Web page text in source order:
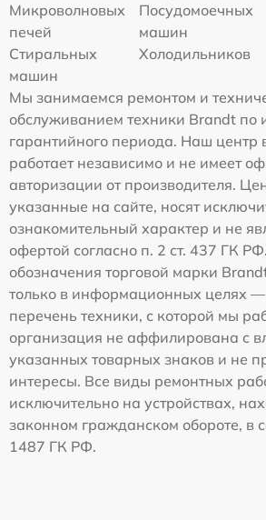
Микроволновых
печей
Посудомоечных
машин
Стиральных
машин
Холодильников
Мы занимаемся ремонтом и
обслуживанием техники Brandt по
гарантийного периода. Наш центр
работает независимо и не имеет
авторизации от производителя.
указанные на сайте, носят
ознакомительный характер и не
офертой согласно п. 2 ст. 437 ГК
обозначения торговой марки
только в информационных целях —
перечень техники, с которой мы
организация не аффилирована с
указанных товарных знаков и не
интересы. Все виды ремонтных
исключительно на устройствах,
законном гражданском обороте, в
1487 ГК РФ.